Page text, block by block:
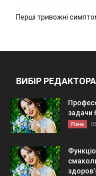
Перші тривожні
ВИБІР РЕДАКТОРА
задачи
Різне